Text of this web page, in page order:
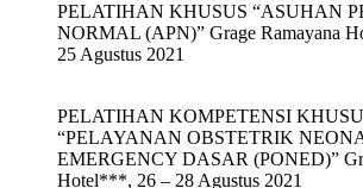
PELATIHAN KHUSUS “ASUHAN
NORMAL (APN)” Grage Ramayana
25 Agustus 2021
PELATIHAN KOMPETENSI
“PELAYANAN OBSTETRIK
EMERGENCY DASAR (PONED)”
Hotel***, 26 – 28 Agustus 2021